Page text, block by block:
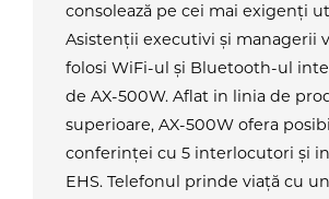
consolează pe cei mai exigenți
Asistenții executivi și managerii
folosi WiFi-ul și Bluetooth-ul
de AX-500W. Aflat in linia de
superioare, AX-500W ofera
conferinței cu 5 interlocutori și
EHS. Telefonul prinde viață cu